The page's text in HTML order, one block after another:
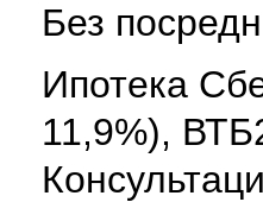
Без
Ипотека
11,9%),